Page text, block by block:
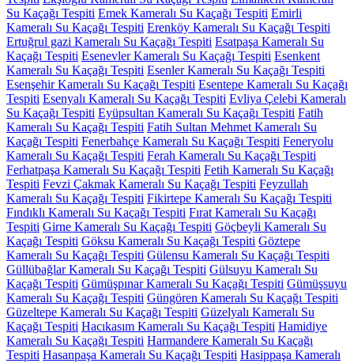
Su Kaçağı Tespiti Emek Kameralı Su Kaçağı Tespiti Emirli
Kameralı Su Kaçağı Tespiti Erenköy Kameralı Su Kaçağı Tespiti
Ertuğrul gazi Kameralı Su Kaçağı Tespiti Esatpaşa Kameralı Su
Kaçağı Tespiti Esenevler Kameralı Su Kaçağı Tespiti Esenkent
Kameralı Su Kaçağı Tespiti Esenler Kameralı Su Kaçağı Tespiti
Esenşehir Kameralı Su Kaçağı Tespiti Esentepe Kameralı Su Kaçağı
Tespiti Esenyalı Kameralı Su Kaçağı Tespiti Evliya Çelebi Kameralı
Su Kaçağı Tespiti Eyüpsultan Kameralı Su Kaçağı Tespiti Fatih
Kameralı Su Kaçağı Tespiti Fatih Sultan Mehmet Kameralı Su
Kaçağı Tespiti Fenerbahçe Kameralı Su Kaçağı Tespiti Feneryolu
Kameralı Su Kaçağı Tespiti Ferah Kameralı Su Kaçağı Tespiti
Ferhatpaşa Kameralı Su Kaçağı Tespiti Fetih Kameralı Su Kaçağı
Tespiti Fevzi Çakmak Kameralı Su Kaçağı Tespiti Feyzullah
Kameralı Su Kaçağı Tespiti Fikirtepe Kameralı Su Kaçağı Tespiti
Fındıklı Kameralı Su Kaçağı Tespiti Fırat Kameralı Su Kaçağı
Tespiti Girne Kameralı Su Kaçağı Tespiti Göçbeyli Kameralı Su
Kaçağı Tespiti Göksu Kameralı Su Kaçağı Tespiti Göztepe
Kameralı Su Kaçağı Tespiti Gülensu Kameralı Su Kaçağı Tespiti
Güllübağlar Kameralı Su Kaçağı Tespiti Gülsuyu Kameralı Su
Kaçağı Tespiti Gümüşpınar Kameralı Su Kaçağı Tespiti Gümüşsuyu
Kameralı Su Kaçağı Tespiti Güngören Kameralı Su Kaçağı Tespiti
Güzeltepe Kameralı Su Kaçağı Tespiti Güzelyalı Kameralı Su
Kaçağı Tespiti Hacıkasım Kameralı Su Kaçağı Tespiti Hamidiye
Kameralı Su Kaçağı Tespiti Harmandere Kameralı Su Kaçağı
Tespiti Hasanpaşa Kameralı Su Kaçağı Tespiti Hasippaşa Kameralı